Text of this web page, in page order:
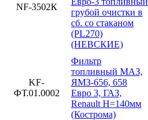
NF-3502К
грубой очистки в
сб. со стаканом
(PL270)
(НЕВСКИЕ)
KF-
ФТ.01.0002
Фильтр
топливный МАЗ,
ЯМЗ-656, 658
Евро 3, ГАЗ,
Renault H=140мм
(Кострома)